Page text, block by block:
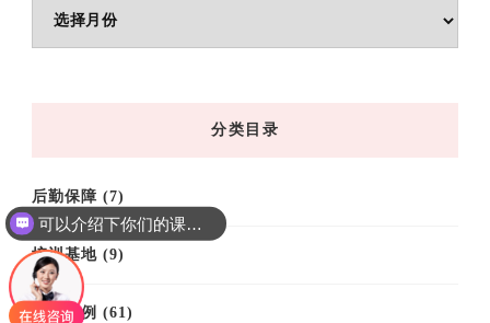
章
分类目录
后勤保障 (7)
培训基地 (9)
培训案例 (61)